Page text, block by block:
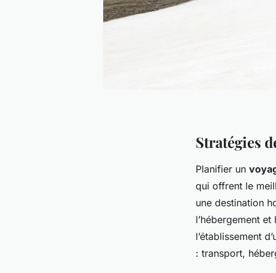
Stratégies
Planifier un
qui offrent le
une destination
l’hébergement
l’établissement
: transport,